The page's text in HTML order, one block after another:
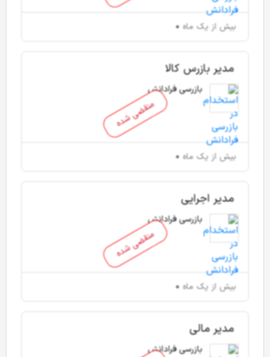
بیش از یک ماه
منقضی شده
مدیر بازرس کالا
بازرسی فرادانش
بیش از یک ماه
منقضی شده
مدیر اجرایی
بازرسی فرادانش
بیش از یک ماه
مدیر مالی
بازرسی فرادانش